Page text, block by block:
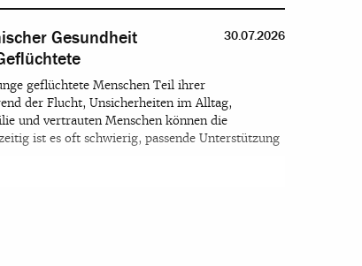
30.07.2026
Gesundheit
geflüchtete Menschen Teil ihrer
der Flucht, Unsicherheiten im Alltag,
und vertrauten Menschen können die
ist es oft schwierig, passende Unterstützung